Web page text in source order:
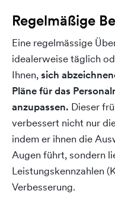
Regelmäßige
Eine regelmässige
idealerweise täglich
Ihnen,sich
Pläne für das
anzupassen. Dieser
verbessert nicht nur
indem er ihnen die
Augen führt, sondern
Leistungskennzahlen
Verbesserung.